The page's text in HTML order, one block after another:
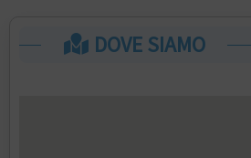
DOVE SIAMO